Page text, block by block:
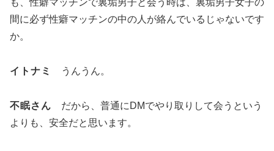
も、性癖マッチンで裏垢男子と会う時は、裏垢男子女子の
間に必ず性癖マッチンの中の人が絡んでいるじゃないです
か。
イトナミ うんうん。
不眠さん だから、普通にDMでやり取りして会うという
よりも、安全だと思います。